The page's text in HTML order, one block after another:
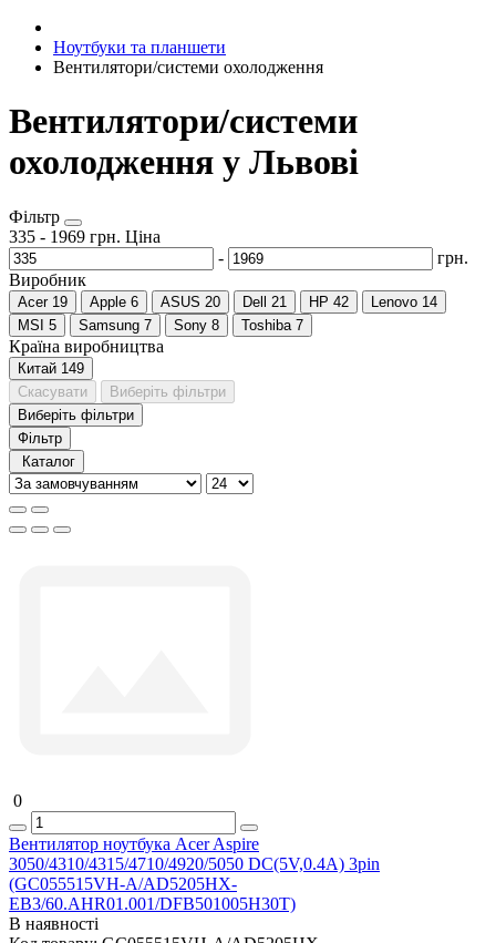
Ноутбуки та планшети
Вентилятори/системи охолодження
Вентилятори/системи
охолодження у Львові
Фільтр
335 - 1969 грн. Ціна
-
грн.
Виробник
Acer 19 Apple 6 ASUS 20 Dell 21 HP 42 Lenovo 14
MSI 5 Samsung 7 Sony 8 Toshiba 7
Країна виробництва
Китай 149
Скасувати
Виберіть фільтри
Виберіть фільтри
Фільтр
Каталог
0
Вентилятор ноутбука Acer Aspire
3050/4310/4315/4710/4920/5050 DC(5V,0.4A) 3pin
(GC055515VH-A/AD5205HX-
EB3/60.AHR01.001/DFB501005H30T)
В наявності